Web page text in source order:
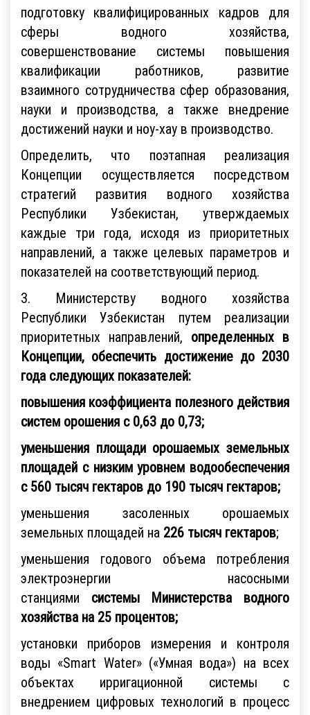
подготовку квалифицированных кадров для
сферы водного хозяйства,
совершенствование системы повышения
квалификации работников, развитие
взаимного сотрудничества сфер образования,
науки и производства, а также внедрение
достижений науки и ноу-хау в производство.
Определить, что поэтапная реализация
Концепции осуществляется посредством
стратегий развития водного хозяйства
Республики Узбекистан, утверждаемых
каждые три года, исходя из приоритетных
направлений, а также целевых параметров и
показателей на соответствующий период.
3. Министерству водного хозяйства
Республики Узбекистан путем реализации
приоритетных направлений, определенных в
Концепции, обеспечить достижение до 2030
года следующих показателей:
повышения коэффициента полезного действия
систем орошения с 0,63 до 0,73;
уменьшения площади орошаемых земельных
площадей с низким уровнем водообеспечения
с 560 тысяч гектаров до 190 тысяч гектаров;
уменьшения засоленных орошаемых
земельных площадей на 226 тысяч гектаров;
уменьшения годового объема потребления
электроэнергии насосными
станциями системы Министерства водного
хозяйства на 25 процентов;
установки приборов измерения и контроля
воды «Smart Water» («Умная вода») на всех
объектах ирригационной системы с
внедрением цифровых технологий в процесс